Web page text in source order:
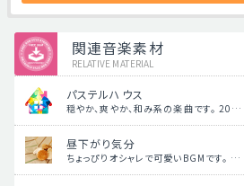
関連音楽素材
RELATIVE MATERIAL
パステルハウス
穏やか、爽やか、和み系の楽曲です。 20…
昼下がり気分
ちょっぴりオシャレで可愛いBGMです。 …